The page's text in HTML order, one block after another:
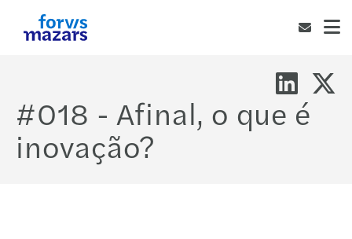
#018 - Afinal, o que é
inovação?